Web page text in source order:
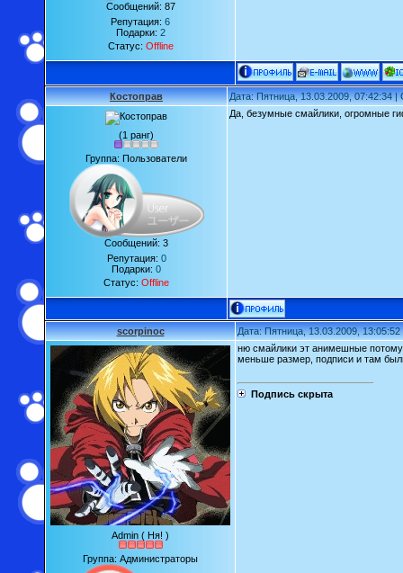
Сообщений: 87
Репутация: 6
Подарки: 2
Статус: Offline
Костоправ Дата: Пятница, 13.03.2009, 07:42:34
(1 ранг)
Группа: Пользователи
Сообщений: 3
Репутация: 0
Подарки: 0
Статус: Offline
Да, безумные смайлики, огромные
scorpinoc Дата: Пятница, 13.03.2009,
Admin ( Ня! )
Группа: Администраторы
ню смайлики эт анимешные
меньше размер, подписи и там
Подпись скрыта